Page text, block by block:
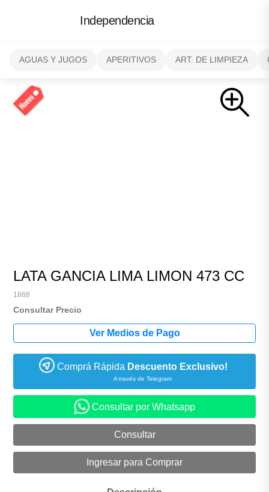
Independencia
AGUAS Y JUGOS APERITIVOS ART. DE LIMPIEZA
LATA GANCIA LIMA LIMON 473 CC
1888
Consultar Precio
Comprá Rápida Descuento Exclusivo!
A través de Telegram
Consultar por Whatsapp